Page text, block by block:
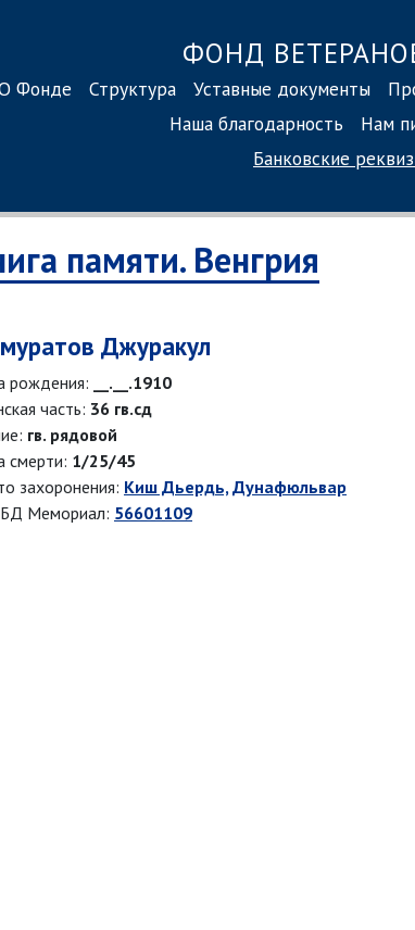
ФОНД
Фонде Структура Уставные документы
Наша благодарность
Нам
Банковские
памяти. Венгрия
Джуракул
рождения:
__.__.1910
часть: 36 гв.сд
гв. рядовой
смерти: 1/25/45
захоронения: Киш Дьердь, Дунафюльвар
Мемориал: 56601109